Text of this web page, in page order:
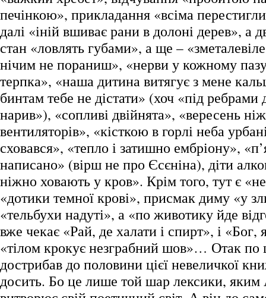
печінкою», прикладання «всіма
далі «іній вшиває рани в долоні дерев», а
стан «ловлять губами», а ще –
нічим не пораниш», «нерви у кожному
терпка», «наша дитина витягує з мене
бинтам тебе не дістати» (хоч «під ребрами
нарив»), «сопливі двійнята», «вересень
вентиляторів», «кісткою в горлі неба
сховався», «тепло і затишно ембріону»,
написано» (вірш не про Єсєніна), діти
ніжно ховають у кров». Крім того, тут є
«дотики темної крові», присмак диму «у
«тельбухи надуті», а «по животику йде
вже чекає «Рай, де халати і спирт», і «Бог,
«тілом крокує незграбний шов»… Отак по
дострибав до половини цієї невеличкої
досить. Бо це лише той шар лексики,